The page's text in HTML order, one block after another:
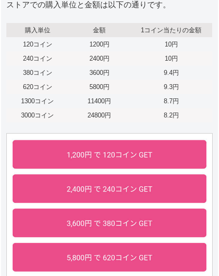
ストアでの購入単位と金額は以下の通りです。
購入単位 金額
1コイン当たりの金額
120コイン
1200円
10円
240コイン
2400円
10円
380コイン
3600円
9.4円
620コイン
5800円
9.3円
1300コイン
11400円
8.7円
3000コイン
24800円 8.2円